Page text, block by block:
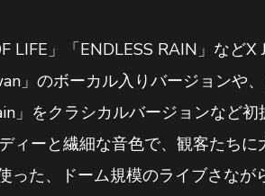
」「ENDLESS RAIN」などX
」のボーカル入りバージョンや
」をクラシカルバージョンなど初
ィーと繊細な音色で、観客たちに
った、ドーム規模のライブさなが